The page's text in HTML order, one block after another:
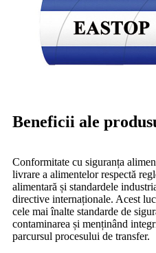
Beneficii ale
Conformitate cu siguranța
livrare a alimentelor respectă
alimentară și standardele
directive internaționale. Acest
cele mai înalte standarde de
contaminarea și menținând
parcursul procesului de transfer.